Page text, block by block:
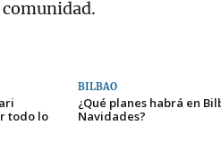
comunidad.
todo lo
BILBAO
¿Qué planes habrá en
Navidades?